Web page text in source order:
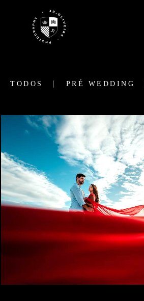
TODOS PRÉ WEDDING
3197 0